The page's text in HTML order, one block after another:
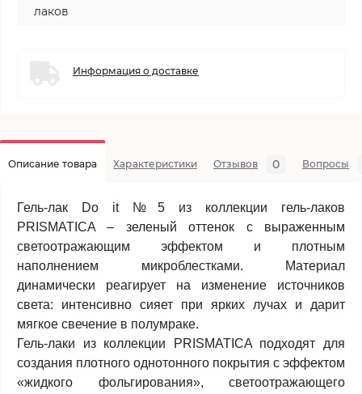
лаков
Информация о доставке
Описание товара Характеристики Отзывов 0 Вопросы
Гель-лак Do it №5 из коллекции гель-лаков
PRISMATICA – зеленый оттенок с выраженным
светоотражающим эффектом и плотным
наполнением микроблестками. Материал
динамически реагирует на изменение источников
света: интенсивно сияет при ярких лучах и дарит
мягкое свечение в полумраке.
Гель-лаки из коллекции PRISMATICA подходят для
создания плотного однотонного покрытия с эффектом
«жидкого фольгирования», светоотражающего